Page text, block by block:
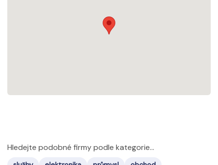
Hledejte podobné firmy podle kategorie...